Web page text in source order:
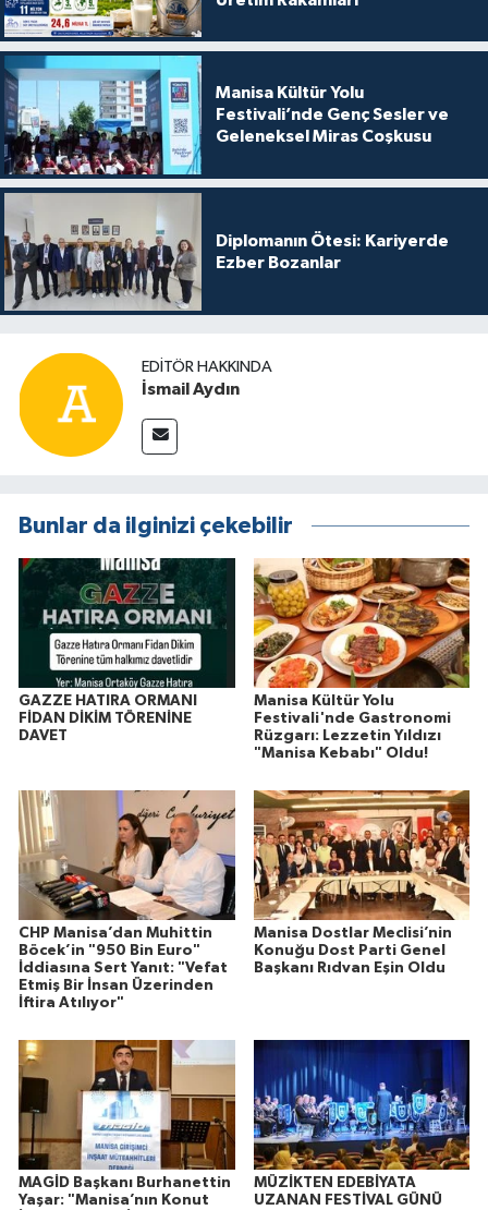
Manisa Kültür Yolu
Festivali’nde Genç Sesler ve
Geleneksel Miras Coşkusu
Diplomanın Ötesi: Kariyerde
Ezber Bozanlar
EDITÖR HAKKINDA
İsmail Aydın
Bunlar da ilginizi çekebilir
GAZZE HATIRA ORMANI
FİDAN DİKİM TÖRENİNE
DAVET
Manisa Kültür Yolu
Festivali'nde Gastronomi
Rüzgarı: Lezzetin Yıldızı
"Manisa Kebabı" Oldu!
CHP Manisa’dan Muhittin
Böcek’in "950 Bin Euro"
İddiasına Sert Yanıt: "Vefat
Etmiş Bir İnsan Üzerinden
İftira Atılıyor"
Manisa Dostlar Meclisi’nin
Konuğu Dost Parti Genel
Başkanı Rıdvan Eşin Oldu
MAGİD Başkanı Burhanettin
Yaşar: "Manisa’nın Konut
MÜZİKTEN EDEBİYATA
UZANAN FESTİVAL GÜNÜ